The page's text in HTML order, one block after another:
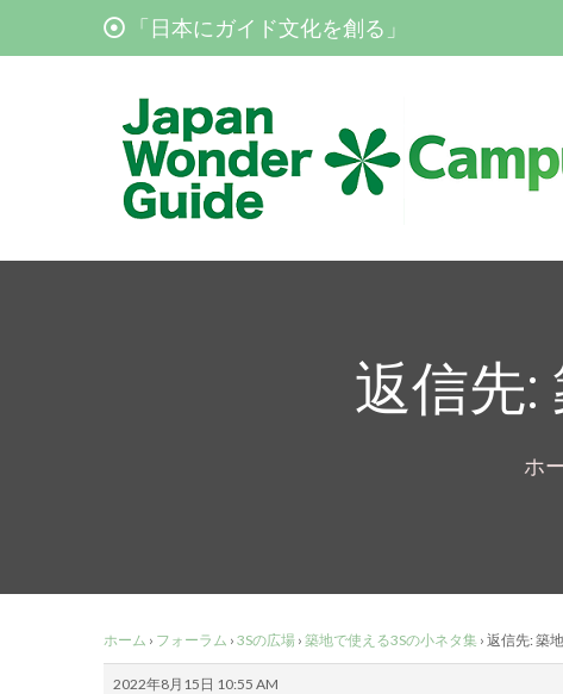
「日本にガイド文化を創る」
JapanWonderGuide
返信先:
ホ
ホーム › フォーラム › 3Sの広場 › 築地で使える3Sの小ネタ集 › 返信先: 築
2022年8月15日 10:55 AM